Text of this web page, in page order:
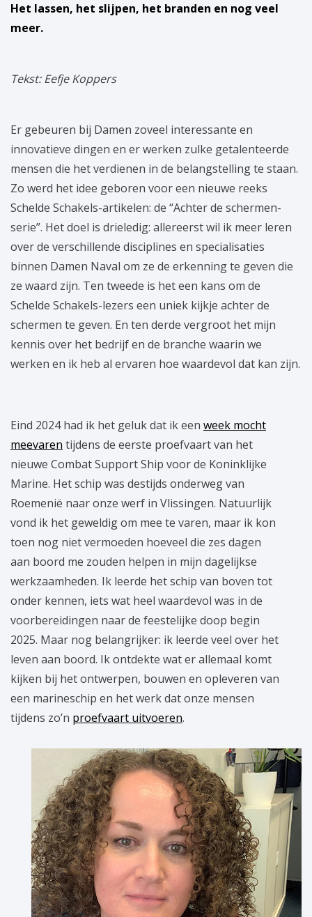
Het lassen, het slijpen, het branden en nog veel
meer.
Tekst: Eefje Koppers
Er gebeuren bij Damen zoveel interessante en
innovatieve dingen en er werken zulke getalenteerde
mensen die het verdienen in de belangstelling te staan.
Zo werd het idee geboren voor een nieuwe reeks
Schelde Schakels-artikelen: de “Achter de schermen-
serie”. Het doel is drieledig: allereerst wil ik meer leren
over de verschillende disciplines en specialisaties
binnen Damen Naval om ze de erkenning te geven die
ze waard zijn. Ten tweede is het een kans om de
Schelde Schakels-lezers een uniek kijkje achter de
schermen te geven. En ten derde vergroot het mijn
kennis over het bedrijf en de branche waarin we
werken en ik heb al ervaren hoe waardevol dat kan zijn.
Eind 2024 had ik het geluk dat ik een week mocht
meevaren tijdens de eerste proefvaart van het
nieuwe Combat Support Ship voor de Koninklijke
Marine. Het schip was destijds onderweg van
Roemenië naar onze werf in Vlissingen. Natuurlijk
vond ik het geweldig om mee te varen, maar ik kon
toen nog niet vermoeden hoeveel die zes dagen
aan boord me zouden helpen in mijn dagelijkse
werkzaamheden. Ik leerde het schip van boven tot
onder kennen, iets wat heel waardevol was in de
voorbereidingen naar de feestelijke doop begin
2025. Maar nog belangrijker: ik leerde veel over het
leven aan boord. Ik ontdekte wat er allemaal komt
kijken bij het ontwerpen, bouwen en opleveren van
een marineschip en het werk dat onze mensen
tijdens zo’n proefvaart uitvoeren.